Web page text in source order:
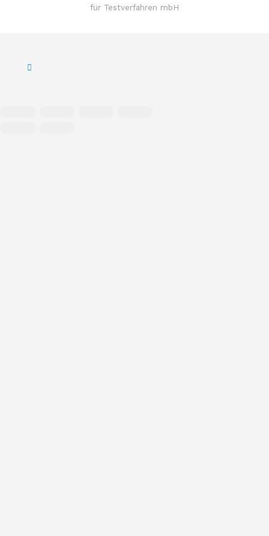
für Testverfahren mbH